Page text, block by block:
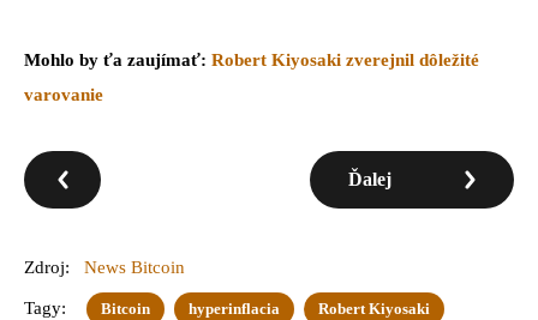
Mohlo by ťa zaujímať: Robert Kiyosaki zverejnil dôležité
varovanie
Ďalej
Zdroj: News Bitcoin
Tagy: Bitcoin hyperinflacia Robert Kiyosaki